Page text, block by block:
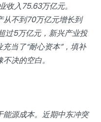
入75.63万亿元。
不到70万亿元增长到
过5万亿元，新兴产业投
当了“耐心资本”，填补
决的空白。
源成本。近期中东冲突